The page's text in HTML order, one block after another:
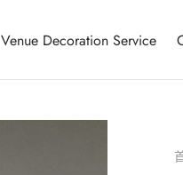
Venue Decoration Service